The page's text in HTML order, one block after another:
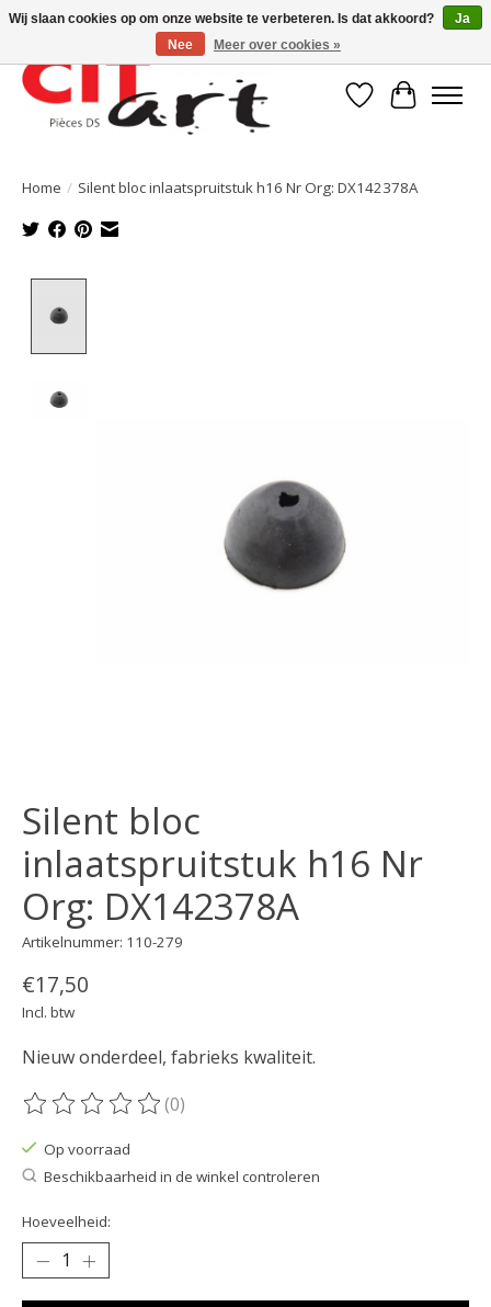
Verlanglijst
Home / Silent bloc inlaatspruitstuk h16 Nr Org: DX142378A
Silent bloc
inlaatspruitstuk h16 Nr
Org: DX142378A
Artikelnummer: 110-279
€17,50
Incl. btw
Nieuw onderdeel, fabrieks kwaliteit.
De beoordeling van dit product is
(0)
Op voorraad
Beschikbaarheid in de winkel controleren
Hoeveelheid:
Wij slaan cookies op om onze website te verbeteren. Is dat akkoord?
Ja
Nee
Meer over cookies »